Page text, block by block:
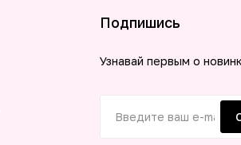
Подпишись
Узнавай первым о